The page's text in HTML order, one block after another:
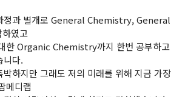
정과 별개로 General Chemistry, General
였고
한 Organic Chemistry까지 한번 공부하고
니다.
하지만 그래도 저의 미래를 위해 지금 가장
메디랩